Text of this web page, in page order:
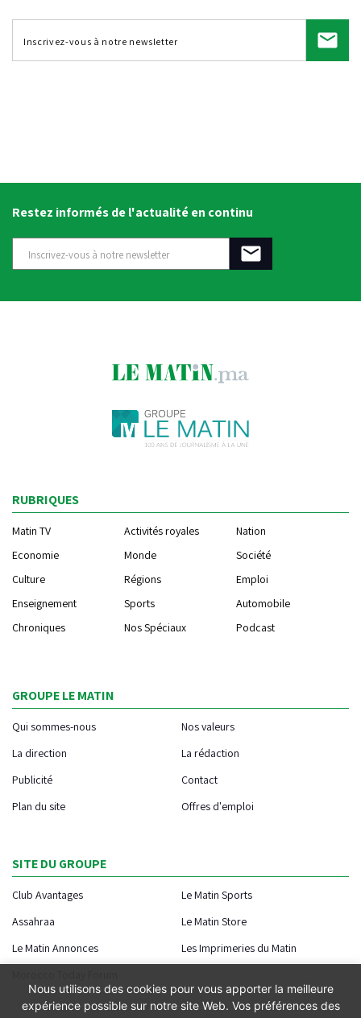
Restez informés de l'actualité en continu
RUBRIQUES
Matin TV Activités royales
Nation
Economie
Monde
Société
Culture
Régions
Emploi
Enseignement
Sports
Automobile
Chroniques
Nos Spéciaux Podcast
GROUPE LE MATIN
Qui sommes-nous
Nos valeurs
La direction
La rédaction
Publicité
Contact
Plan du site
Offres d'emploi
SITE DU GROUPE
Club Avantages
Le Matin Sports
Assahraa
Le Matin Store
Le Matin Annonces
Les Imprimeries du Matin
Nous utilisons des cookies pour vous apporter la meilleure
expérience possible sur notre site Web. Vos préférences des